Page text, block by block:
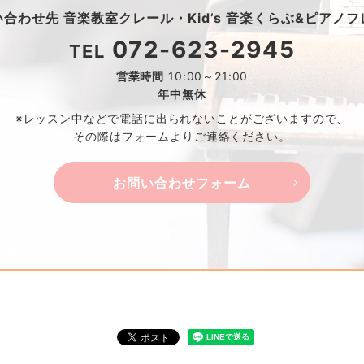
合わせ先 音楽教室クレール・ Kid’s 音楽くらぶ&ピアノフ
TEL 072-623-2945
営業時間 10:00～21:00
年中無休
※レッスン中などで電話に出られないことがございますので、
その際はフォームよりご連絡ください。
お問い合わせフォーム